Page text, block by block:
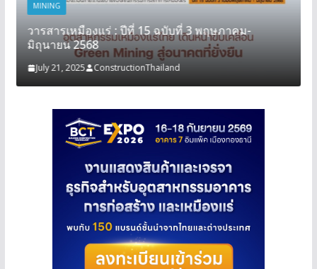
MINING
วารสารเหมืองแร่ : ปีที่ 15 ฉบับที่ 3 พฤษภาคม-
มิถุนายน 2568
July 21, 2025 ConstructionThailand